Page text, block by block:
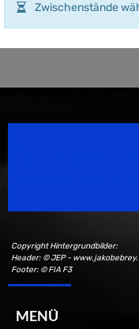
Zwischenstände
Copyright Hintergrundbilder:
Header: © JEP -
Footer: © FIA F3
MENÜ